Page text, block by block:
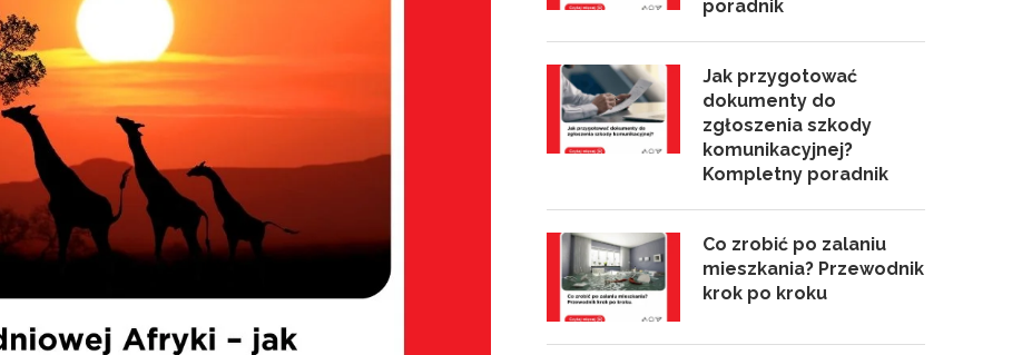
poradnik
Jak przygotować
dokumenty do
zgłoszenia szkody
komunikacyjnej?
Kompletny poradnik
Co zrobić po zalaniu
mieszkania? Przewodnik
krok po kroku